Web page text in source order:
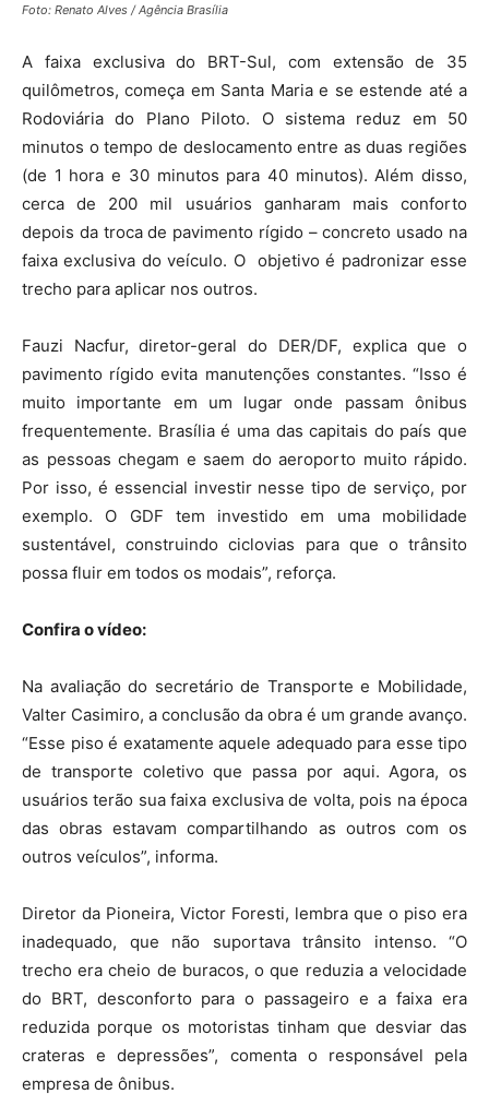
Foto: Renato Alves / Agência Brasília
A faixa exclusiva do BRT-Sul, com extensão de 35
quilômetros, começa em Santa Maria e se estende até a
Rodoviária do Plano Piloto. O sistema reduz em 50
minutos o tempo de deslocamento entre as duas regiões
(de 1 hora e 30 minutos para 40 minutos). Além disso,
cerca de 200 mil usuários ganharam mais conforto
depois da troca de pavimento rígido – concreto usado na
faixa exclusiva do veículo. O objetivo é padronizar esse
trecho para aplicar nos outros.
Fauzi Nacfur, diretor-geral do DER/DF, explica que o
pavimento rígido evita manutenções constantes. “Isso é
muito importante em um lugar onde passam ônibus
frequentemente. Brasília é uma das capitais do país que
as pessoas chegam e saem do aeroporto muito rápido.
Por isso, é essencial investir nesse tipo de serviço, por
exemplo. O GDF tem investido em uma mobilidade
sustentável, construindo ciclovias para que o trânsito
possa fluir em todos os modais”, reforça.
Confira o vídeo:
Na avaliação do secretário de Transporte e Mobilidade,
Valter Casimiro, a conclusão da obra é um grande avanço.
“Esse piso é exatamente aquele adequado para esse tipo
de transporte coletivo que passa por aqui. Agora, os
usuários terão sua faixa exclusiva de volta, pois na época
das obras estavam compartilhando as outros com os
outros veículos”, informa.
Diretor da Pioneira, Victor Foresti, lembra que o piso era
inadequado, que não suportava trânsito intenso. “O
trecho era cheio de buracos, o que reduzia a velocidade
do BRT, desconforto para o passageiro e a faixa era
reduzida porque os motoristas tinham que desviar das
crateras e depressões”, comenta o responsável pela
empresa de ônibus.